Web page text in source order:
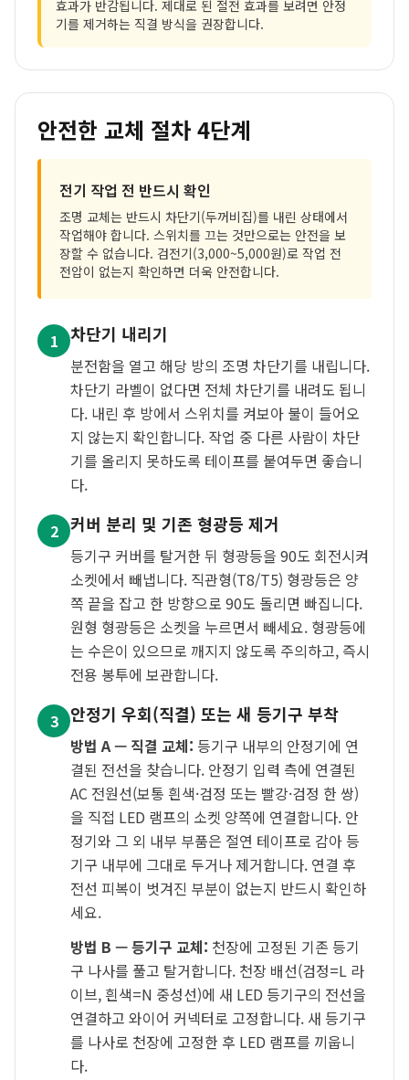
효과가 반감됩니다. 제대로 된 절전 효과를 보려면 안정
기를 제거하는 직결 방식을 권장합니다.
안전한 교체 절차 4단계
전기 작업 전 반드시 확인
조명 교체는 반드시 차단기(두꺼비집)를 내린 상태에서
작업해야 합니다. 스위치를 끄는 것만으로는 안전을 보
장할 수 없습니다. 검전기(3,000~5,000원)로 작업 전
전압이 없는지 확인하면 더욱 안전합니다.
1 차단기 내리기
분전함을 열고 해당 방의 조명 차단기를 내립니다.
차단기 라벨이 없다면 전체 차단기를 내려도 됩니
다. 내린 후 방에서 스위치를 켜보아 불이 들어오
지 않는지 확인합니다. 작업 중 다른 사람이 차단
기를 올리지 못하도록 테이프를 붙여두면 좋습니
다.
2 커버 분리 및 기존 형광등 제거
등기구 커버를 탈거한 뒤 형광등을 90도 회전시켜
소켓에서 빼냅니다. 직관형(T8/T5) 형광등은 양
쪽 끝을 잡고 한 방향으로 90도 돌리면 빠집니다.
원형 형광등은 소켓을 누르면서 빼세요. 형광등에
는 수은이 있으므로 깨지지 않도록 주의하고, 즉시
전용 봉투에 보관합니다.
3 안정기 우회(직결) 또는 새 등기구 부착
방법 A — 직결 교체: 등기구 내부의 안정기에 연
결된 전선을 찾습니다. 안정기 입력 측에 연결된
AC 전원선(보통 흰색·검정 또는 빨강·검정 한 쌍)
을 직접 LED 램프의 소켓 양쪽에 연결합니다. 안
정기와 그 외 내부 부품은 절연 테이프로 감아 등
기구 내부에 그대로 두거나 제거합니다. 연결 후
전선 피복이 벗겨진 부분이 없는지 반드시 확인하
세요.
방법 B — 등기구 교체: 천장에 고정된 기존 등기
구 나사를 풀고 탈거합니다. 천장 배선(검정=L 라
이브, 흰색=N 중성선)에 새 LED 등기구의 전선을
연결하고 와이어 커넥터로 고정합니다. 새 등기구
를 나사로 천장에 고정한 후 LED 램프를 끼웁니
다.